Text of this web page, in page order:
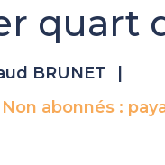
quart
BRUNET
abonnés :